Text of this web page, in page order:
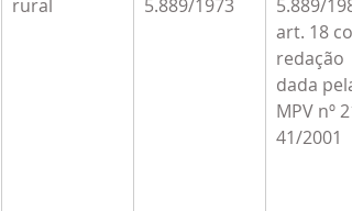
rural 5.889/1973
5.889/
art. 18
redação
dada pela
MPV nº
41/2001